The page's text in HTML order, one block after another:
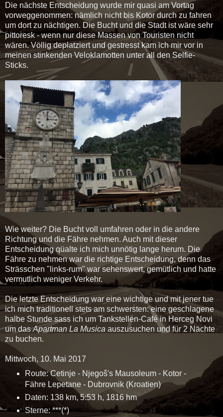
Die nächste Entscheidung wurde mir quasi am Vortag
vorweggenommen: nämlich nicht bis Kotor durch zu fahren
um dort zu nächtigen. Die Bucht und die Stadt ist wäre sehr
pittoresk - wenn nur diese Massen von Touristen nicht
wären. Völlig deplatziert und gestresst kam ich mir vor in
meinen stinkenden Veloklamotten unter all den Selfie-
Sticks.
Wie weiter? Die Bucht voll umfahren oder in die andere
Richtung und die Fähre nehmen. Auch mit dieser
Entscheidung qüalte ich mich unnötig lange herum. Die
Fähre zu nehmen war die richtige Entscheidung, denn das
Strässchen "links-rum" war sehenswert, gemütlich und hatte
vermutlich weniger Verkehr.
Die letzte Entscheidung war eine wichtige und mit jener tue
ich mich traditionell stets am schwersten: eine geschlagene
halbe Stunde sass ich um Tankstellen-Café in Herceg Novi
um dasApartman La Musica auszusuchen und für 2 Nächte
zu buchen.
Mittwoch, 10. Mai 2017
Route: Cetinje - Njegoš's Mausoleum - Kotor -
Fähre Lepetane - Dubrovnik (Kroatien)
Daten: 138 km, 5:53 h, 1816 hm
Sterne: ***(*)